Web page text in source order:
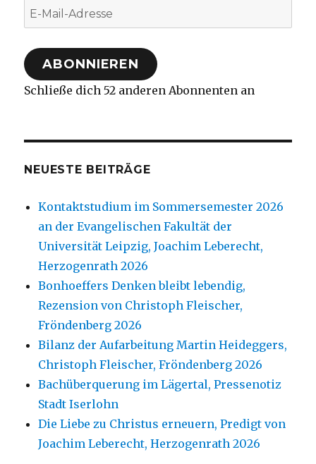
E-
Mail-
Adresse
ABONNIEREN
Schließe dich 52 anderen Abonnenten an
NEUESTE BEITRÄGE
Kontaktstudium im Sommersemester 2026
an der Evangelischen Fakultät der
Universität Leipzig, Joachim Leberecht,
Herzogenrath 2026
Bonhoeffers Denken bleibt lebendig,
Rezension von Christoph Fleischer,
Fröndenberg 2026
Bilanz der Aufarbeitung Martin Heideggers,
Christoph Fleischer, Fröndenberg 2026
Bachüberquerung im Lägertal, Pressenotiz
Stadt Iserlohn
Die Liebe zu Christus erneuern, Predigt von
Joachim Leberecht, Herzogenrath 2026